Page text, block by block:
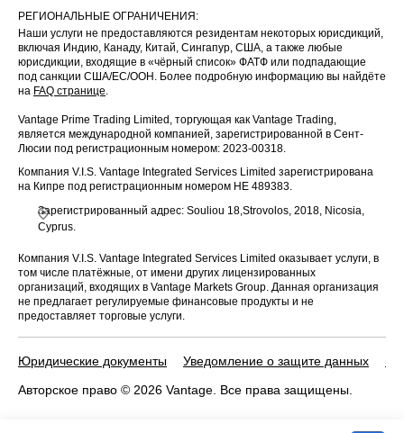
РЕГИОНАЛЬНЫЕ ОГРАНИЧЕНИЯ:
Наши услуги не предоставляются резидентам некоторых юрисдикций,
включая Индию, Канаду, Китай, Сингапур, США, а также любые
юрисдикции, входящие в «чёрный список» ФАТФ или подпадающие
под санкции США/ЕС/ООН. Более подробную информацию вы найдёте
на FAQ странице.
Vantage Prime Trading Limited, торгующая как Vantage Trading,
является международной компанией, зарегистрированной в Сент-
Люсии под регистрационным номером: 2023-00318.
Компания V.I.S. Vantage Integrated Services Limited зарегистрирована
на Кипре под регистрационным номером HE 489383.
Зарегистрированный адрес: Souliou 18,Strovolos, 2018, Nicosia,
Cyprus.
Компания V.I.S. Vantage Integrated Services Limited оказывает услуги, в
том числе платёжные, от имени других лицензированных
организаций, входящих в Vantage Markets Group. Данная организация
не предлагает регулируемые финансовые продукты и не
предоставляет торговые услуги.
Юридические документы Уведомление о защите данных
Авторское право © 2026 Vantage. Все права защищены.